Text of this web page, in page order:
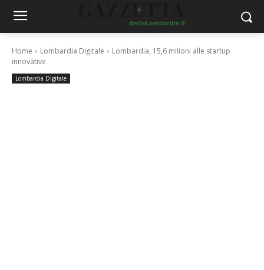
Home Lombardia Digitale
Lombardia, 15,6 milioni alle startup
innovative
Lombardia Digitale